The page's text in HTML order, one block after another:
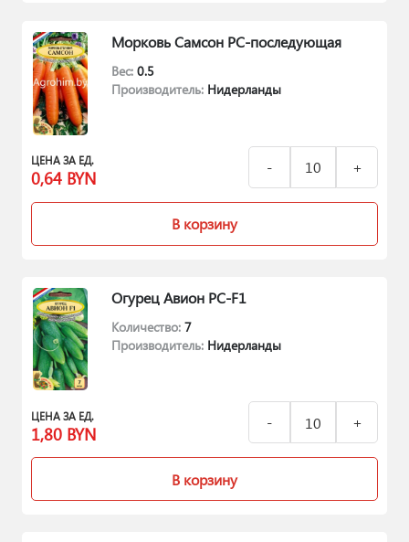
Морковь Самсон РС-последующая
Вес: 0.5
Производитель: Нидерланды
ЦЕНА ЗА ЕД.
0,64 BYN
В корзину
Огурец Авион РС-F1
Количество: 7
Производитель: Нидерланды
ЦЕНА ЗА ЕД.
1,80 BYN
В корзину